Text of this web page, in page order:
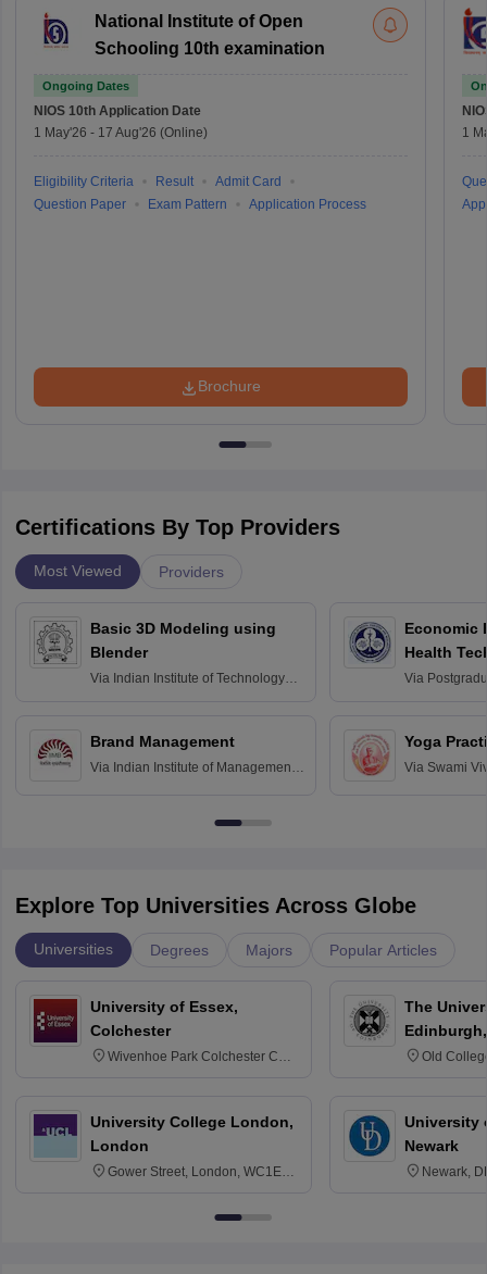
National Institute of Open
Schooling 10th examination
Ongoing Dates
NIOS 10th Application Date
1 May'26 - 17 Aug'26 (Online)
Eligibility Criteria Result
Admit Card
Question Paper
Exam Pattern Application Process
Brochure
1
Certifications By Top Providers
Most Viewed Providers
Basic 3D Modeling using
Blender
Via Indian Institute of Technology
Brand Management
Via Indian Institute of Management
Economic
Health
Via
Yoga
Via Swami
Explore Top Universities Across Globe
Universities Degrees Majors Popular Articles
University of Essex,
Colchester
Wivenhoe Park Colchester CO4
University College London,
London
Gower Street, London, WC1E
The
Old
University
Newark
Newark,